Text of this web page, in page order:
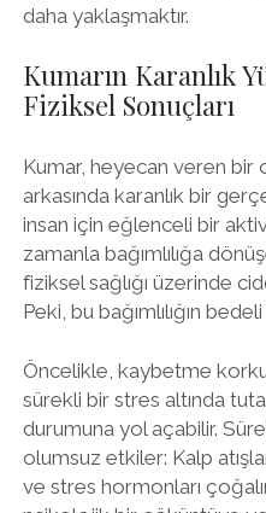
daha yaklaşmaktır.
Kumarın Karanlık
Fiziksel Sonuçları
Kumar, heyecan veren bir
arkasında karanlık bir
insan için eğlenceli bir
zamanla bağımlılığa
fiziksel sağlığı üzerinde
Peki, bu bağımlılığın
Öncelikle, kaybetme
sürekli bir stres altında
durumuna yol açabilir.
olumsuz etkiler: Kalp
ve stres hormonları